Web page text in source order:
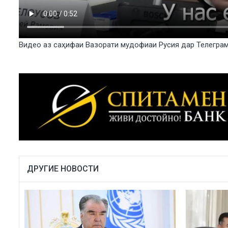
Видео аз саҳифаи Вазорати мудофиаи Русия дар
ДРУГИЕ НОВОСТИ